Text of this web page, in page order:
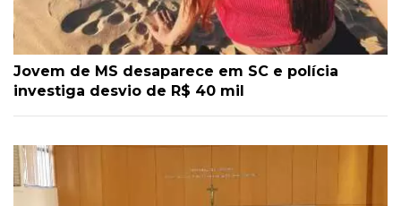
Jovem de MS desaparece em SC e polícia
investiga desvio de R$ 40 mil